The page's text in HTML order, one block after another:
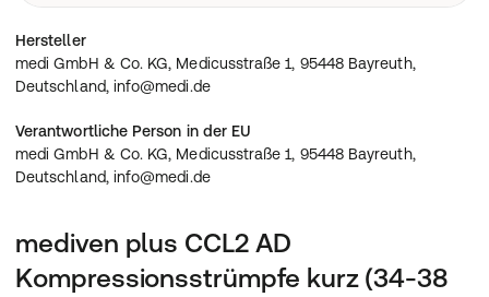
medi GmbH & Co. KG, Medicusstraße 1, 95448 Bayreuth,
Deutschland, info@medi.de
Hersteller
medi GmbH & Co. KG, Medicusstraße 1, 95448 Bayreuth,
Deutschland, info@medi.de
Verantwortliche Person in der EU
medi GmbH & Co. KG, Medicusstraße 1, 95448 Bayreuth,
Deutschland, info@medi.de
mediven plus CCL2 AD
Kompressionsstrümpfe kurz (34-38